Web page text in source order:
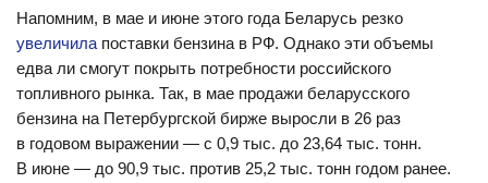
Напомним, в мае и июне этого года Беларусь резко
увеличила поставки бензина в РФ. Однако эти объемы
едва ли смогут покрыть потребности российского
топливного рынка. Так, в мае продажи беларусского
бензина на Петербургской бирже выросли в 26 раз
в годовом выражении — с 0,9 тыс. до 23,64 тыс. тонн.
В июне — до 90,9 тыс. против 25,2 тыс. тонн годом ранее.